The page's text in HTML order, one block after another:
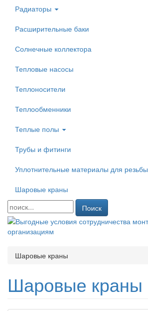
Радиаторы
Расширительные баки
Солнечные коллектора
Тепловые насосы
Теплоносители
Теплообменники
Теплые полы
Трубы и фитинги
Уплотнительные материалы для резьбы
Шаровые краны
Поиск
Шаровые краны
Шаровые краны